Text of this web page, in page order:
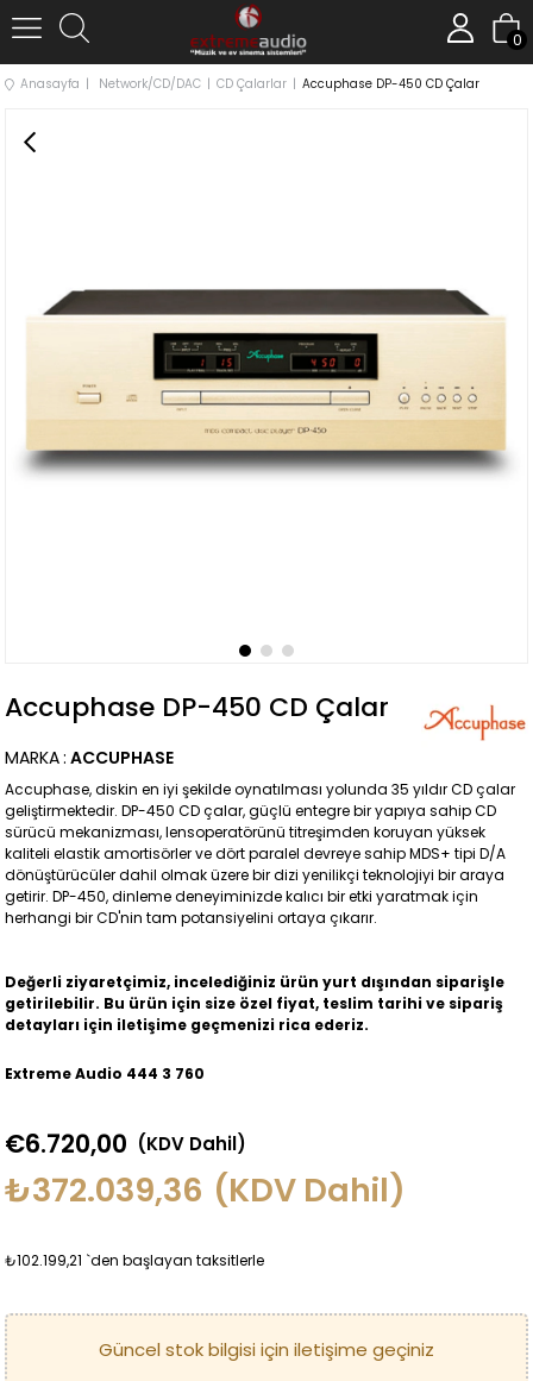
0
Anasayfa Network/CD/DAC CD Çalarlar Accuphase DP-450 CD Çalar
Accuphase DP-450 CD Çalar
MARKA: ACCUPHASE
Accuphase, diskin en iyi şekilde oynatılması yolunda 35 yıldır CD çalar
geliştirmektedir. DP-450 CD çalar, güçlü entegre bir yapıya sahip CD
sürücü mekanizması, lensoperatörünü titreşimden koruyan yüksek
kaliteli elastik amortisörler ve dört paralel devreye sahip MDS+ tipi D/A
dönüştürücüler dahil olmak üzere bir dizi yenilikçi teknolojiyi bir araya
getirir. DP-450, dinleme deneyiminizde kalıcı bir etki yaratmak için
herhangi bir CD'nin tam potansiyelini ortaya çıkarır.
Değerli ziyaretçimiz, incelediğiniz ürün yurt dışından siparişle
getirilebilir. Bu ürün için size özel fiyat, teslim tarihi ve sipariş
detayları için iletişime geçmenizi rica ederiz.
Extreme Audio 444 3 760
€6.720,00 (KDV Dahil)
₺372.039,36 (KDV Dahil)
₺102.199,21 `den başlayan taksitlerle